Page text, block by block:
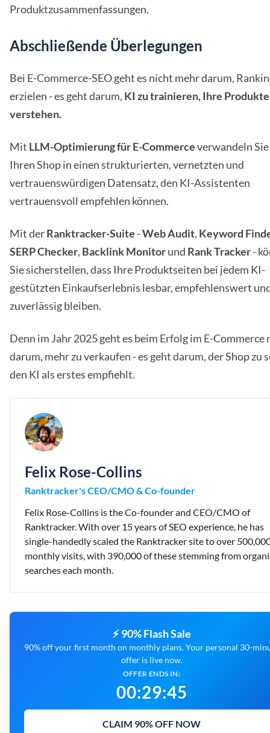
Produktzusammenfassungen.
Abschließende Überlegungen
Bei E-Commerce-SEO geht es nicht mehr darum,
erzielen - es geht darum, KI zu trainieren, Ihre
verstehen.
Mit LLM-Optimierung für E-Commerceverwandeln Sie
Ihren Shop in einen strukturierten, vernetzten und
vertrauenswürdigen Datensatz, den KI-Assistenten
vertrauensvoll empfehlen können.
Mit derRanktracker-Suite -Web Audit, Keyword
SERP Checker, Backlink Monitorund Rank Tracker-
Sie sicherstellen, dass Ihre Produktseiten bei jedem KI-
gestützten Einkaufserlebnis lesbar, empfehlenswert
zuverlässig bleiben.
Denn im Jahr 2025 geht es beim Erfolg im E-Commerce
darum, mehr zu verkaufen - es geht darum, der Shop zu
den KI als erstes empfiehlt.
Felix Rose-Collins
Ranktracker's CEO/CMO & Co-founder
Felix Rose-Collins is the Co-founder and CEO/CMO of
Ranktracker. With over 15 years of SEO experience, he has
single-handedly scaled the Ranktracker site to over
monthly visits, with 390,000 of these stemming from
searches each month.
⚡ 90% Flash Sale
90% off your first month on monthly plans. Your personal 30-
offer is live now.
OFFER ENDS IN:
00:29:44
CLAIM 90% OFF NOW